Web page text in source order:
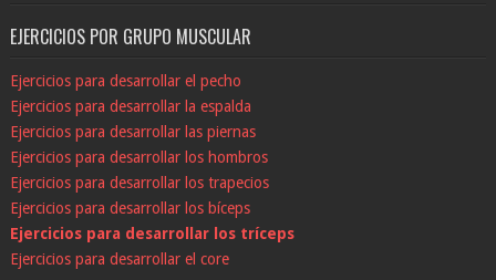
EJERCICIOS POR GRUPO MUSCULAR
Ejercicios para desarrollar el pecho
Ejercicios para desarrollar la espalda
Ejercicios para desarrollar las piernas
Ejercicios para desarrollar los hombros
Ejercicios para desarrollar los trapecios
Ejercicios para desarrollar los bíceps
Ejercicios para desarrollar los tríceps
Ejercicios para desarrollar el core